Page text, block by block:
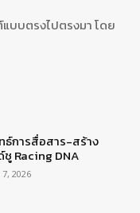
แบบตรงไปตรงมา โดย
ธ์การสื่อสาร-สร้าง
Racing DNA
2026